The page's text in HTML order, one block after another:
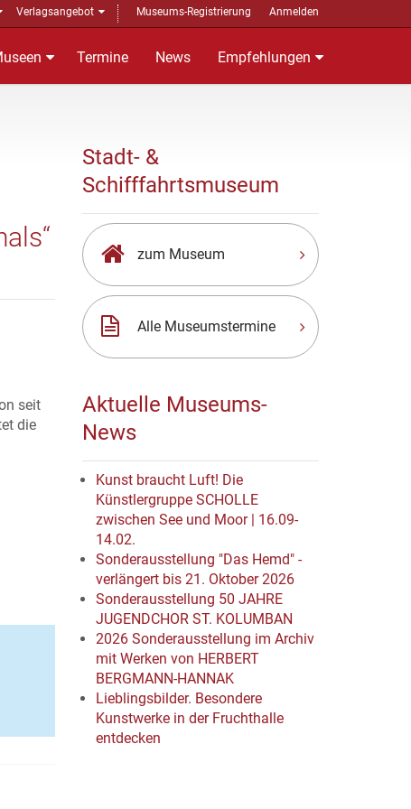
Verlagsangebot Museums-Registrierung Anmelden
Termine News Empfehlungen
seit
die
Stadt- &
Schifffahrtsmuseum
zum Museum
Alle Museumstermine
Aktuelle Museums-
News
Kunst braucht Luft! Die
Künstlergruppe SCHOLLE
zwischen See und Moor | 16.09-
14.02.
Sonderausstellung "Das Hemd" -
verlängert bis 21. Oktober 2026
Sonderausstellung 50 JAHRE
JUGENDCHOR ST. KOLUMBAN
2026 Sonderausstellung im Archiv
mit Werken von HERBERT
BERGMANN-HANNAK
Lieblingsbilder. Besondere
Kunstwerke in der Fruchthalle
entdecken